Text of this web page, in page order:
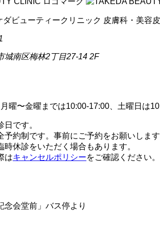
ダビューティークリニック 皮膚科・美容
城南区梅林2丁目27-14 2F
です。
約制です。事前にご予約をお願いします
休診をいただく場合もあります。
はキャンセルポリシーをご確認ください。
念会堂前」バス停より